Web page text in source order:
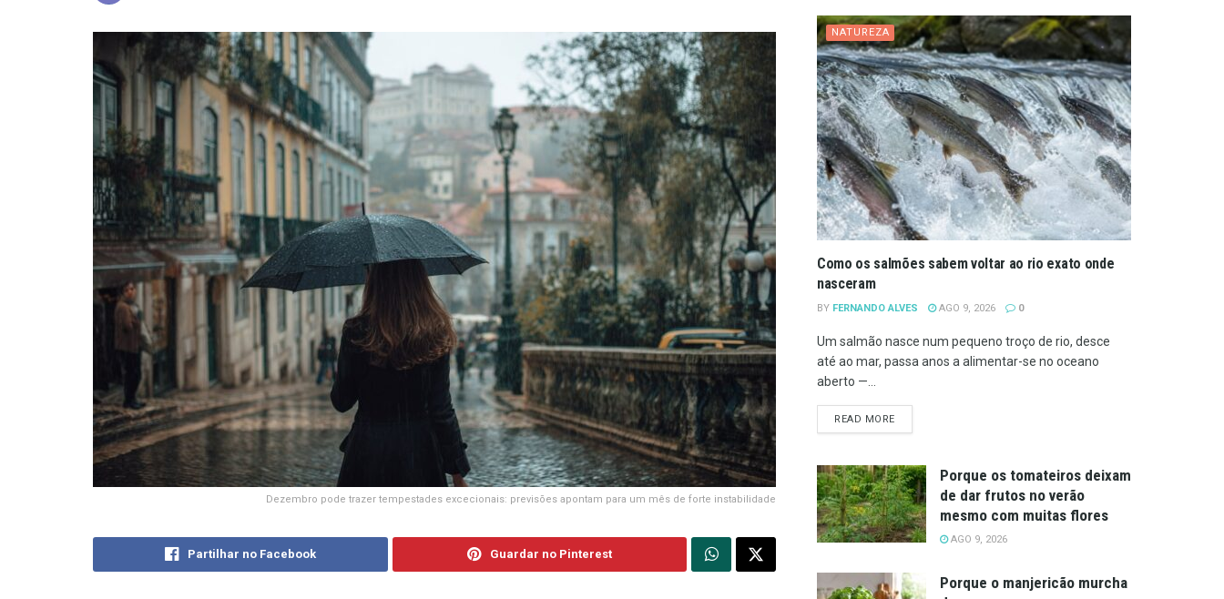
Dezembro pode trazer tempestades excecionais: previsões apontam para um mês de forte instabilidade
Partilhar no Facebook Guardar no Pinterest
NATUREZA
Como os salmões sabem voltar ao rio exato onde
nasceram
BY FERNANDO ALVES AGO 9, 2026 0
Um salmão nasce num pequeno troço de rio, desce
até ao mar, passa anos a alimentar-se no oceano
aberto —...
READ MOREDETAILS
Porque os tomateiros deixam
de dar frutos no verão
mesmo com muitas flores
AGO 9, 2026
Porque o manjericão murcha